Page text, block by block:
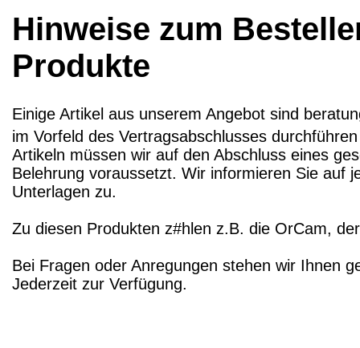
Hinweise zum
Produkte
Einige Artikel aus unserem Angebot sind
im Vorfeld des Vertragsabschlusses
Artikeln müssen wir auf den Abschluss eines
Belehrung voraussetzt. Wir informieren Sie auf
Unterlagen zu.
Zu diesen Produkten z#hlen z.B. die OrCam,
Bei Fragen oder Anregungen stehen wir Ihnen
Jederzeit zur Verfügung.